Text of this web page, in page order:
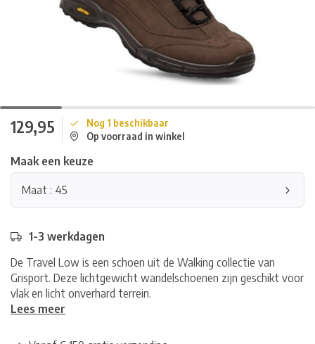
129,95
Nog 1 beschikbaar
Op voorraad in winkel
Maak een keuze
Maat : 45
1-3 werkdagen
De Travel Low is een schoen uit de Walking collectie van
Grisport. Deze lichtgewicht wandelschoenen zijn geschikt voor
vlak en licht onverhard terrein.
Lees meer